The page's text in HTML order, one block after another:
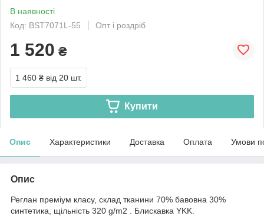
В наявності
Код: BST7071L-55
Опт і роздріб
1 520 ₴
1 460 ₴ від 20 шт.
Купити
Опис Характеристики Доставка Оплата Умови
Опис
Реглан преміум класу, склад тканини 70% бавовна 30%
синтетика, щільність 320 g/m2 . Блискавка YKK.